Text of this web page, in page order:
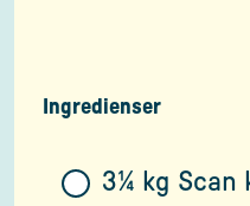
Ingredienser
3¼ kg Scan